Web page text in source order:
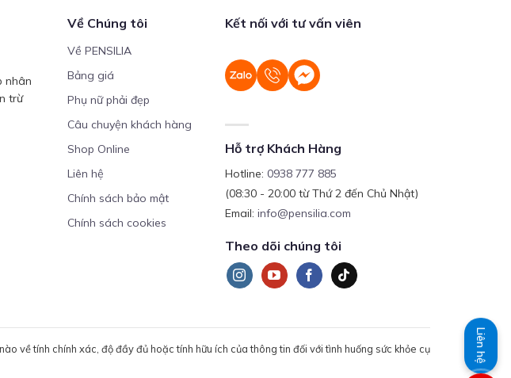
nhân
trừ
Về Chúng tôi
Về PENSILIA
Bảng giá
Phụ nữ phải đẹp
Câu chuyện khách hàng
Shop Online
Liên hệ
Chính sách bảo mật
Chính sách cookies
Kết nối với tư vấn viên
Hỗ trợ Khách Hàng
Hotline:0938 777 885
(08:30 - 20:00 từ Thứ 2 đến Chủ Nhật)
Email:info@pensilia.com
Theo dõi chúng tôi
về tính chính xác, độ đầy đủ hoặc tính hữu ích của thông tin đối với tình huống sức khỏe cụ
Liên hệ